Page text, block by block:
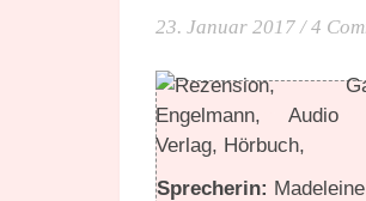
23. Januar 2017 / 4
Sprecherin: